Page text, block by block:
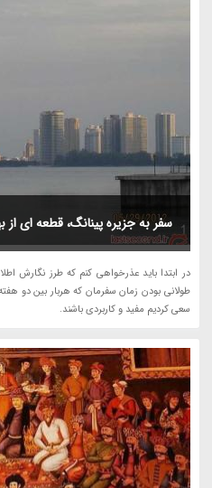
سفر به جزیره پینانگ، قطعه اى
در ابتدا باید عذرخواهى کنم که طرز نگارش
طولانى بودن زمان سفرمان که هربار بین دو
سعى کردیم مفید و کاربردى باشند.